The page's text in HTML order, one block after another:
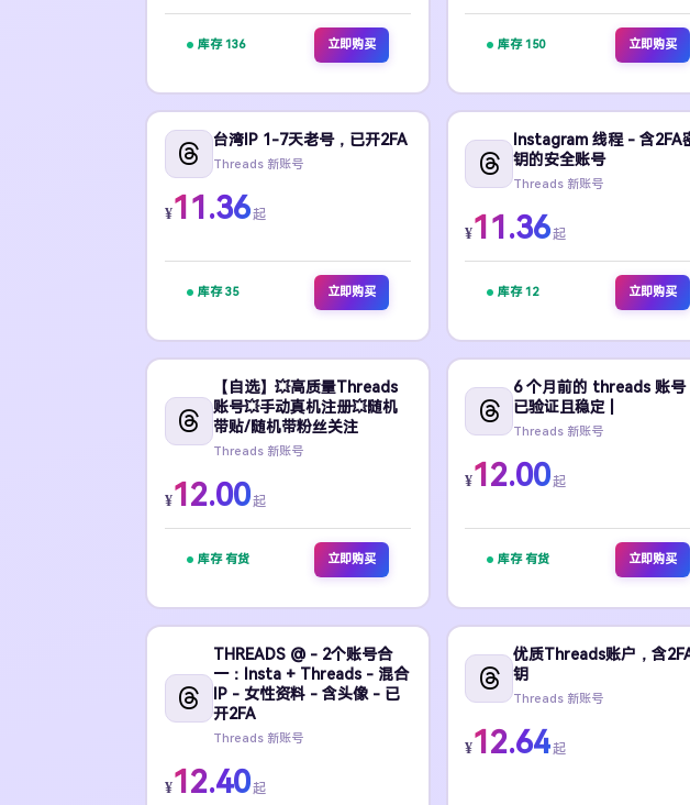
库存 136 立即购买 库存 150 立即购买
台湾IP 1-7天老号，已开2FA
Threads 新账号
¥11.36起
库存 35 立即购买
Instagram 线程 - 含2FA
钥的安全账号
Threads 新账号
¥11.36起
库存 12 立即购买
【自选】💥高质量Threads
账号💥手动真机注册💥随机
带贴/随机带粉丝关注
Threads 新账号
¥12.00起
库存 有货 立即购买
6 个月前的 threads 账号 |
已验证且稳定 |
Threads 新账号
¥12.00起
库存 有货 立即购买
THREADS @ - 2个账号合
一：Insta + Threads - 混合
IP - 女性资料 - 含头像 - 已
开2FA
Threads 新账号
¥12.40起
优质Threads账户，含
钥
Threads 新账号
¥12.64起